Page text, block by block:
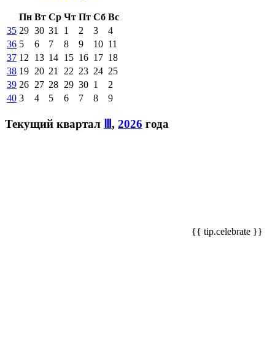
Пн Вт Ср Чт Пт Сб Вс
35 29 30 31 1 2 3
4
36 5 6 7 8 9 10 11
37 12 13 14 15 16 17 18
38 19 20 21 22 23 24 25
39 26 27 28 29 30 1
2
40 3 4 5 6 7 8 9
Текущий квартал , 2026 года
{{ tip.celebrate }}